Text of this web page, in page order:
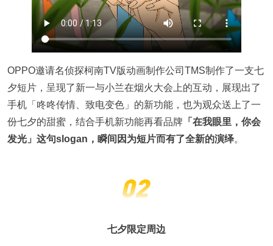
OPPO邀请名侦探柯南TV版动画制作公司TMS制作了一支七
夕短片，呈现了新一与小兰在烟火大会上的互动，展现出了
手机「咚咚传情、致电变色」的新功能，也为观众送上了一
份七夕的甜蜜，结合手机新功能再看品牌 「在我眼里，你会
发光」这句slogan，瞬间因为短片而有了全新的演绎。
七夕限定周边